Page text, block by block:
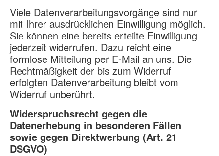
Viele Datenverarbeitungsvorgänge sind nur
mit Ihrer ausdrücklichen Einwilligung möglich.
Sie können eine bereits erteilte Einwilligung
jederzeit widerrufen. Dazu reicht eine
formlose Mitteilung per E-Mail an uns. Die
Rechtmäßigkeit der bis zum Widerruf
erfolgten Datenverarbeitung bleibt vom
Widerruf unberührt.
Widerspruchsrecht gegen die
Datenerhebung in besonderen Fällen
sowie gegen Direktwerbung (Art. 21
DSGVO)